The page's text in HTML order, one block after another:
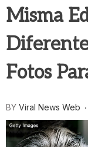
Misma
Fotos
BY Viral News Web